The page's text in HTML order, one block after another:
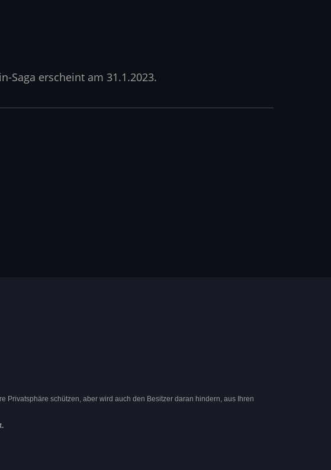
Saga erscheint am 31.1.2023.